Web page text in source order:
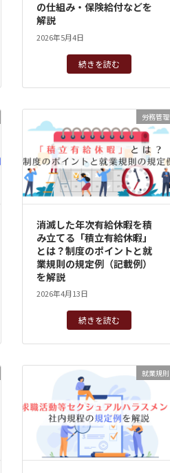
の仕組み・保険給付などを
解説
2026年5月4日
続きを読む
労務管理
消滅した年次有給休暇を積
み立てる「積立有給休暇」
とは？制度のポイントと就
業規則の規定例（記載例）
を解説
2026年4月13日
続きを読む
就業規則